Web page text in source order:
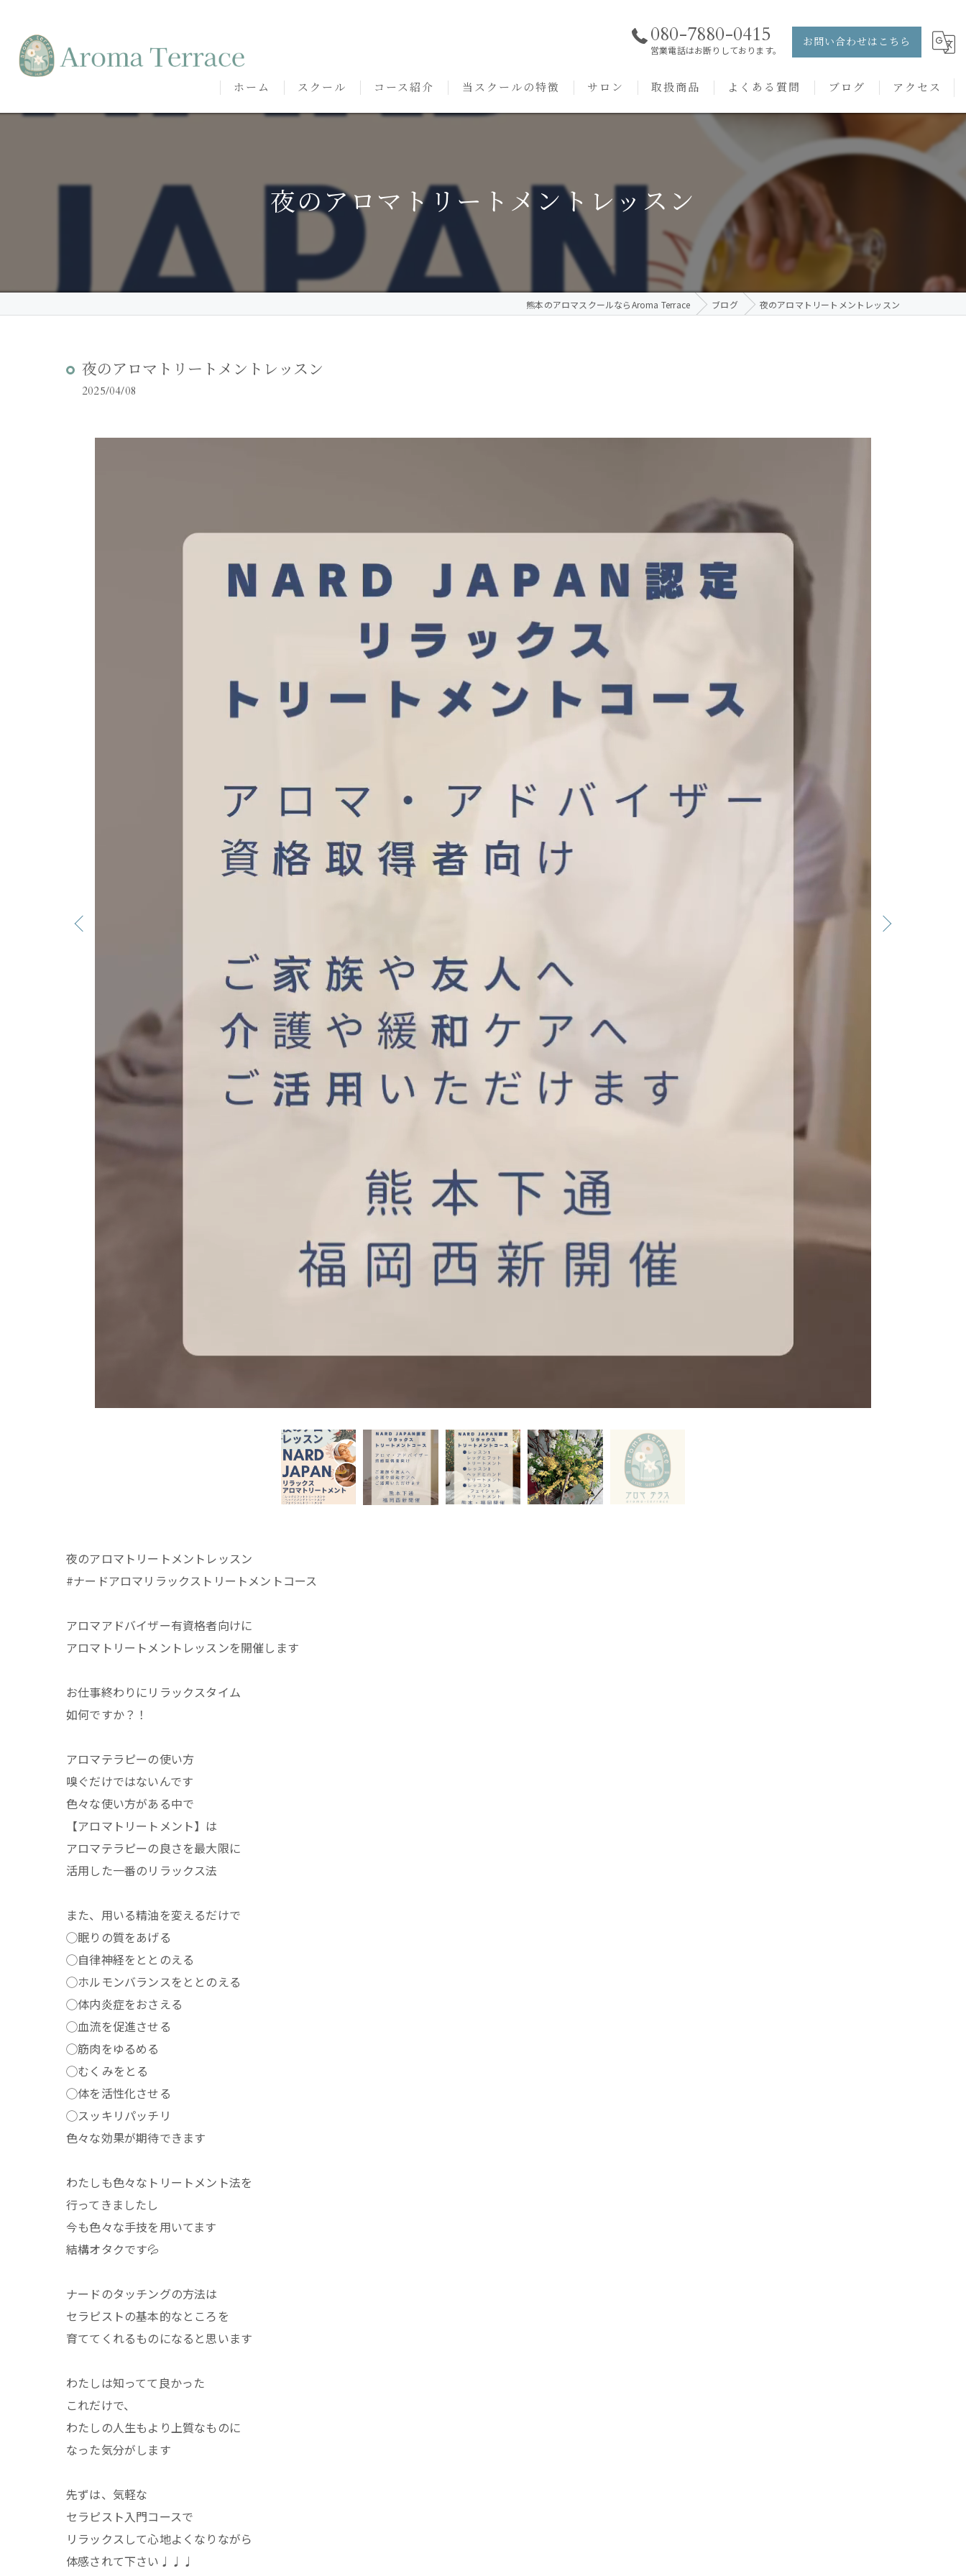
080-7880-0415
営業電話はお断りしております。
お問い合わせはこちら
ホーム スクール
代表挨拶
講師紹介
卒講生の声
コース紹介
アロマ・インストラクターコース
アロマ・セラピストコース
KACセラピスト
クリニークアロマ リンパドレナージュコース
当スクールの特徴
セルフメディケーション
ハンドマッサージ
オイル
サロン
施術事例
取扱商品
バッチフラワーレメディ
よくある質問 ブログ アクセス
夜のアロマトリートメントレッスン
熊本のアロマスクールならAroma Terrace ブログ 夜のアロマトリートメントレッスン
夜のアロマトリートメントレッスン
2025/04/08
夜のアロマトリートメントレッスン
#ナードアロマリラックストリートメントコース
アロマアドバイザー有資格者向けに
アロマトリートメントレッスンを開催します
お仕事終わりにリラックスタイム
如何ですか？！
アロマテラピーの使い方
嗅ぐだけではないんです
色々な使い方がある中で
【アロマトリートメント】は
アロマテラピーの良さを最大限に
活用した一番のリラックス法
また、用いる精油を変えるだけで
◯眠りの質をあげる
◯自律神経をととのえる
◯ホルモンバランスをととのえる
◯体内炎症をおさえる
◯血流を促進させる
◯筋肉をゆるめる
◯むくみをとる
◯体を活性化させる
◯スッキリパッチリ
色々な効果が期待できます
わたしも色々なトリートメント法を
行ってきましたし
今も色々な手技を用いてます
結構オタクです💦
ナードのタッチングの方法は
セラピストの基本的なところを
育ててくれるものになると思います
わたしは知ってて良かった
これだけで、
わたしの人生もより上質なものに
なった気分がします
先ずは、気軽な
セラピスト入門コースで
リラックスして心地よくなりながら
体感されて下さい♩♩♩